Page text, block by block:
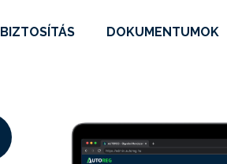
BIZTOSÍTÁS DOKUMENTUMOK